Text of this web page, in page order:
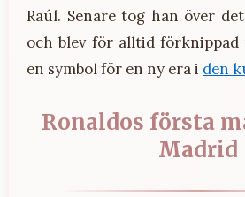
Raúl. Senare tog han över
och blev för alltid förknippad
en symbol för en ny era i den
Ronaldos första
Madrid